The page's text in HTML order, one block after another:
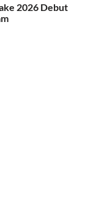
2026 Debut